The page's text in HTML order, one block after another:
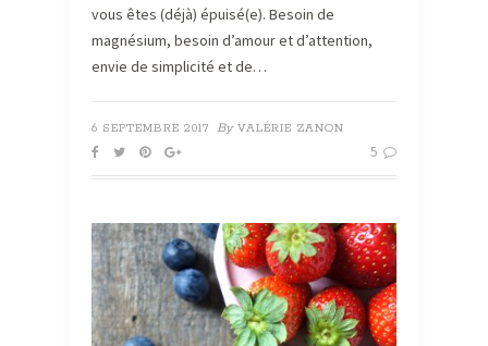
vous êtes (déjà) épuisé(e). Besoin de
magnésium, besoin d’amour et d’attention,
envie de simplicité et de…
6 SEPTEMBRE 2017 By VALÉRIE ZANON
5